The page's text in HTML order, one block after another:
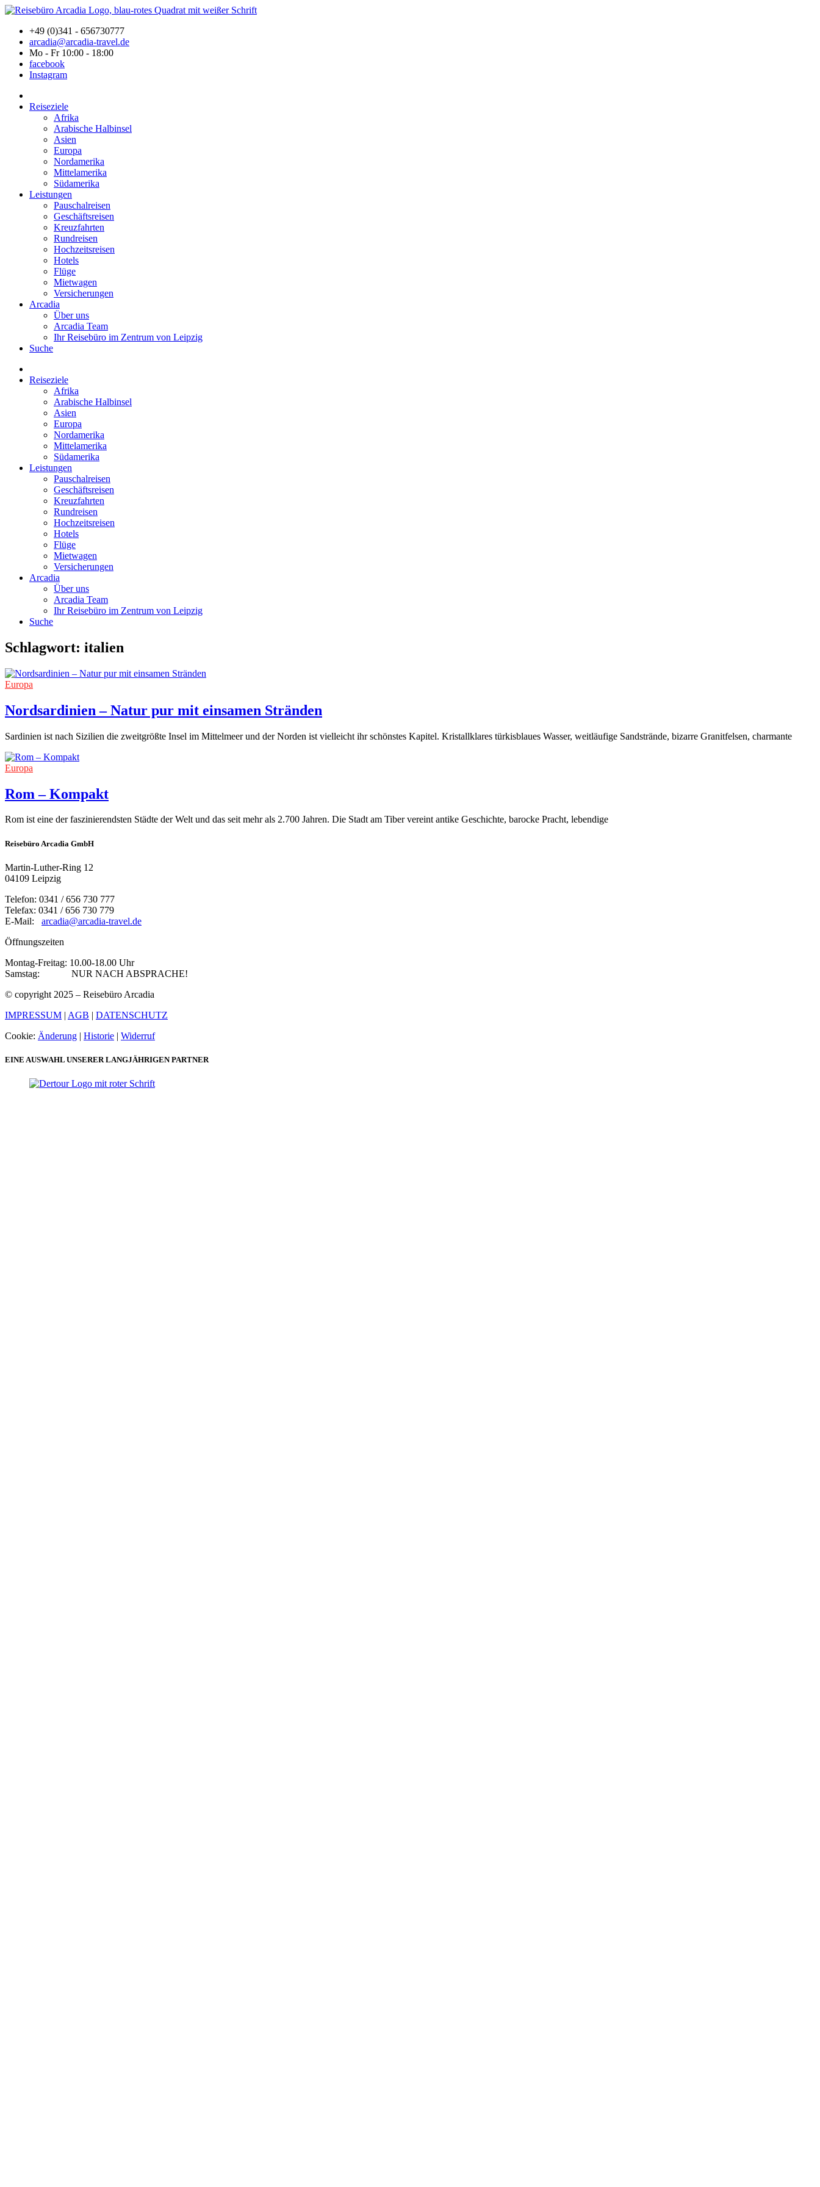
+49 (0)341 - 656730777
arcadia@arcadia-travel.de
Mo - Fr 10:00 - 18:00
facebook
Instagram
Reiseziele
Afrika
Arabische Halbinsel
Asien
Europa
Nordamerika
Mittelamerika
Südamerika
Leistungen
Pauschalreisen
Geschäftsreisen
Kreuzfahrten
Rundreisen
Hochzeitsreisen
Hotels
Flüge
Mietwagen
Versicherungen
Arcadia
Über uns
Arcadia Team
Ihr Reisebüro im Zentrum von Leipzig
Suche
Reiseziele
Afrika
Arabische Halbinsel
Asien
Europa
Nordamerika
Mittelamerika
Südamerika
Leistungen
Pauschalreisen
Geschäftsreisen
Kreuzfahrten
Rundreisen
Hochzeitsreisen
Hotels
Flüge
Mietwagen
Versicherungen
Arcadia
Über uns
Arcadia Team
Ihr Reisebüro im Zentrum von Leipzig
Suche
Schlagwort: italien
Europa
Nordsardinien – Natur pur mit einsamen Stränden
Sardinien ist nach Sizilien die zweitgrößte Insel im Mittelmeer und der Norden ist vielleicht ihr schönstes Kapitel. Kristallklares türkisblaues Wasser, weitläufige Sandstrände, bizarre Granitfelsen, charmante
Europa
Rom – Kompakt
Rom ist eine der faszinierendsten Städte der Welt und das seit mehr als 2.700 Jahren. Die Stadt am Tiber vereint antike Geschichte, barocke Pracht, lebendige
Reisebüro Arcadia GmbH
Martin-Luther-Ring 12
04109 Leipzig
Telefon: 0341 / 656 730 777
Telefax: 0341 / 656 730 779
E-Mail: arcadia@arcadia-travel.de
Öffnungszeiten
Montag-Freitag: 10.00-18.00 Uhr
Samstag: NUR NACH ABSPRACHE!
© copyright 2025 – Reisebüro Arcadia
IMPRESSUM | AGB | DATENSCHUTZ
Cookie: Änderung | Historie | Widerruf
EINE AUSWAHL UNSERER LANGJÄHRIGEN PARTNER